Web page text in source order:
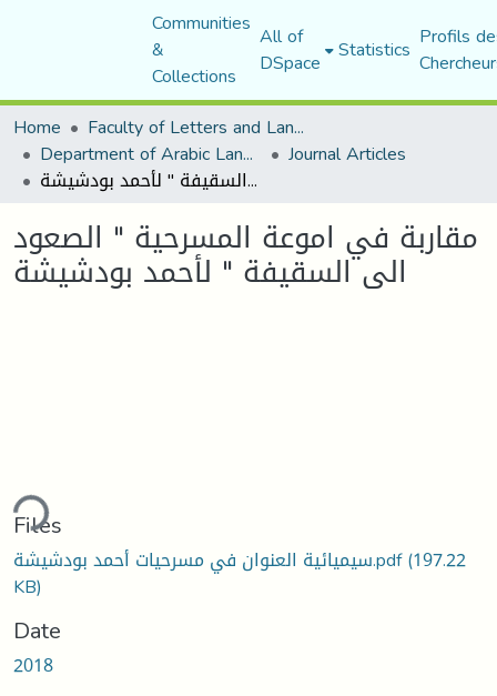
Communities
&
Collections
All of
DSpace Statistics Profils
Home
Faculty of Letters and Languages
Department of Arabic Language and Literature Journal Articles
مقاربة في اموعة المسرحية " الصعود الى السقيفة " لأحمد بودشيشة
مقاربة في اموعة المسرحية " الصعود
الى السقيفة " لأحمد بودشيشة
Files
سيميائية العنوان في مسرحيات أحمد بودشيشة.pdf(197.22
KB)
Date
2018